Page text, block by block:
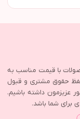
با قیمت مناسب به
حقوق مشتری و قبول
عزیزمون داشته باشیم.
برای شما باشد.